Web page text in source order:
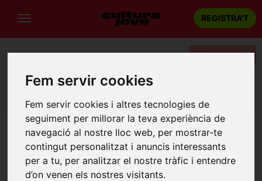
Fem servir cookies
Fem servir cookies i altres tecnologies de
seguiment per millorar la teva experiència de
navegació al nostre lloc web, per mostrar-te
contingut personalitzat i anuncis interessants
per a tu, per analitzar el nostre tràfic i entendre
d’on venen els nostres visitants.
REGISTRA'T
Categories
Portada Teatre
Barcelona